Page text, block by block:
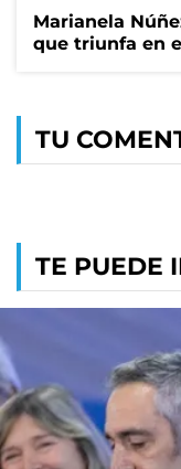
Marianela
que triunfa en
TU
TE PUEDE